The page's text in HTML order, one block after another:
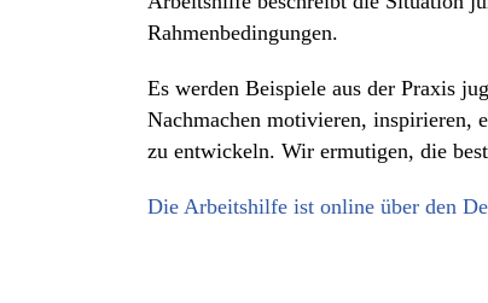
Rahmenbedingungen.
Es werden Beispiele aus der Praxis
Nachmachen motivieren, inspirieren,
zu entwickeln. Wir ermutigen, die
Die Arbeitshilfe ist online über den